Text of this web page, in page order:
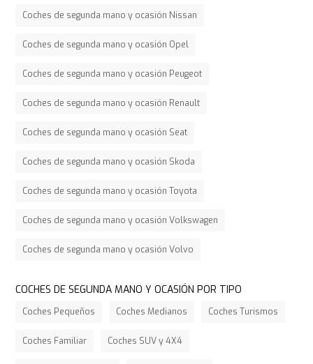
Coches de segunda mano y ocasión Nissan
Coches de segunda mano y ocasión Opel
Coches de segunda mano y ocasión Peugeot
Coches de segunda mano y ocasión Renault
Coches de segunda mano y ocasión Seat
Coches de segunda mano y ocasión Skoda
Coches de segunda mano y ocasión Toyota
Coches de segunda mano y ocasión Volkswagen
Coches de segunda mano y ocasión Volvo
COCHES DE SEGUNDA MANO Y OCASIÓN POR TIPO
Coches Pequeños Coches Medianos Coches Turismos
Coches Familiar Coches SUV y 4X4